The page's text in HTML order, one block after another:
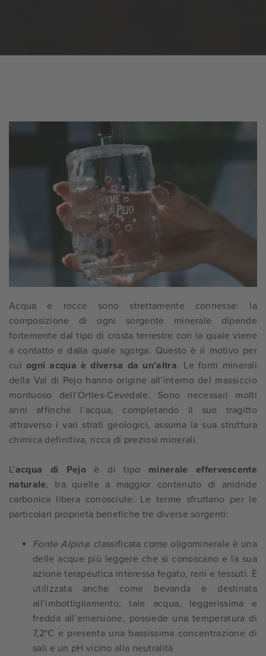
Acqua e rocce sono strettamente connesse: la
composizione di ogni sorgente minerale dipende
fortemente dal tipo di crosta terrestre con la quale viene
a contatto e dalla quale sgorga. Questo è il motivo per
cuiogni acqua è diversa da un’altra. Le fonti minerali
della Val di Pejo hanno origine all’interno del massiccio
montuoso dell’Ortles-Cevedale. Sono necessari molti
anni affinché l’acqua, completando il suo tragitto
attraverso i vari strati geologici, assuma la sua struttura
chimica definitiva, ricca di preziosi minerali.
L’acqua di Pejoè di tipo minerale effervescente
naturale, tra quelle a maggior contenuto di anidride
carbonica libera conosciute. Le terme sfruttano per le
particolari proprietà benefiche tre diverse sorgenti:
Fonte Alpina: classificata come oligominerale è una
delle acque più leggere che si conoscano e la sua
azione terapeutica interessa fegato, reni e tessuti. È
utilizzata anche come bevanda e destinata
all’imbottigliamento; tale acqua, leggerissima e
fredda all’emersione, possiede una temperatura di
7,2°C e presenta una bassissima concentrazione di
sali e un pH vicino alla neutralità